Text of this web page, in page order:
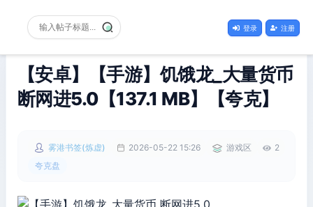
登录 注册
【安卓】【手游】饥饿龙_大量货币
断网进5.0【137.1 MB】【夸克】
雾港书签(炼虚) 2026-05-22 15:26 游戏区
2
夸克盘